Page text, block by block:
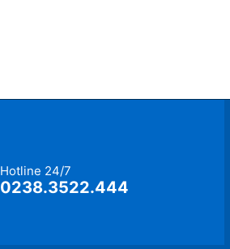
Hotline 24/7
0238.3522.444